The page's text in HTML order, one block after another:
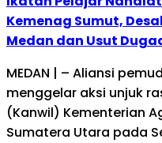
Kemenag Sumut,
Medan dan Usut
MEDAN | – Aliansi
menggelar aksi unjuk
(Kanwil) Kementerian
Sumatera Utara pada